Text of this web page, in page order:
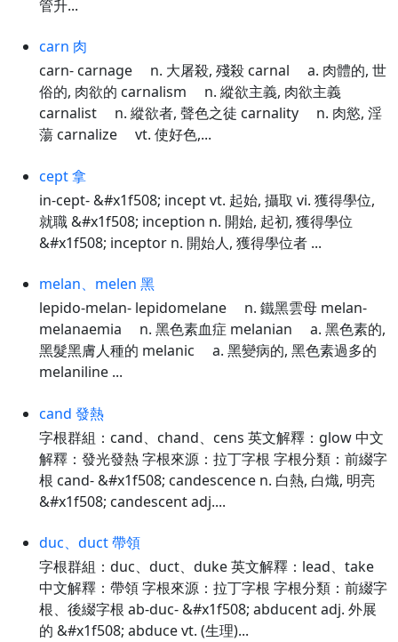
管升...
carn 肉
carn- carnage n. 大屠殺, 殘殺 carnal a. 肉體的, 世
俗的, 肉欲的 carnalism n. 縱欲主義, 肉欲主義
carnalist n. 縱欲者, 聲色之徒 carnality n. 肉慾, 淫
蕩 carnalize vt. 使好色,...
cept 拿
in-cept- &#x1f508; incept vt. 起始, 攝取 vi. 獲得學位,
就職 &#x1f508; inception n. 開始, 起初, 獲得學位
&#x1f508; inceptor n. 開始人, 獲得學位者 ...
melan、melen 黑
lepido-melan- lepidomelane n. 鐵黑雲母 melan-
melanaemia n. 黑色素血症 melanian a. 黑色素的,
黑髮黑膚人種的 melanic a. 黑變病的, 黑色素過多的
melaniline ...
cand 發熱
字根群組：cand、chand、cens 英文解釋：glow 中文
解釋：發光發熱 字根來源：拉丁字根 字根分類：前綴字
根 cand- &#x1f508; candescence n. 白熱, 白熾, 明亮
&#x1f508; candescent adj....
duc、duct 帶領
字根群組：duc、duct、duke 英文解釋：lead、take
中文解釋：帶領 字根來源：拉丁字根 字根分類：前綴字
根、後綴字根 ab-duc- &#x1f508; abducent adj. 外展
的 &#x1f508; abduce vt. (生理)...